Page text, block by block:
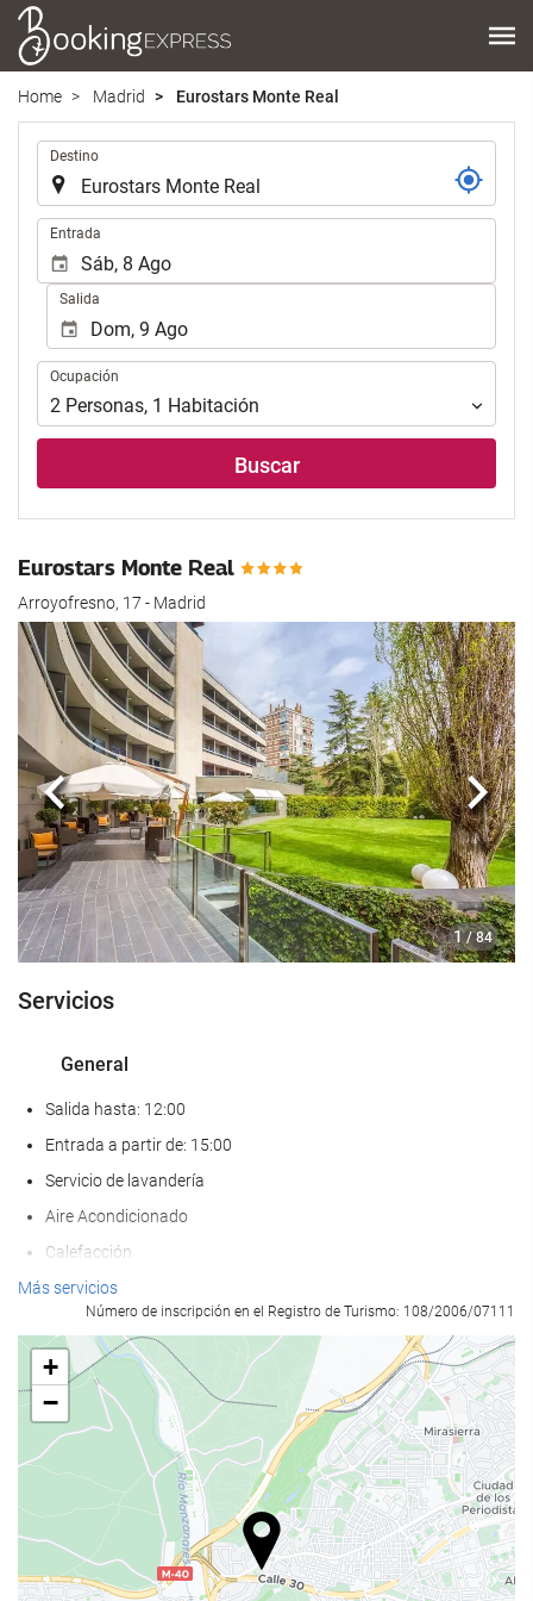
Home Madrid Eurostars Monte Real
Destino
Entrada
Salida
Ocupación
Ocupación
2 Personas, 1 Habitación
Buscar
Eurostars Monte Real
Arroyofresno, 17 - Madrid
1 / 84
Anterior
Servicios
General
Salida hasta: 12:00
Entrada a partir de: 15:00
Servicio de lavandería
Aire Acondicionado
Calefacción
Ascensor
Adaptado para personas con movilidad reducida
Habitaciones No fumadores
No admite mascotas
Comida y bebida
Restaurante a la carta
Bar
Cafetera en zonas comunes
Más servicios
Número de inscripción en el Registro de Turismo: 108/2006/07111
+
−